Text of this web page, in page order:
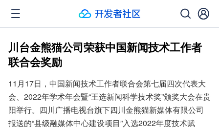
川台金熊猫公司荣获中国新闻技术工作者
联合会奖励
11月17日，中国新闻技术工作者联合会第七届四次代表大
会、2022年学术年会暨“王选新闻科学技术奖”颁奖大会在贵
阳举行。四川广播电视台旗下四川金熊猫新媒体有限公司
报送的“县级融媒体中心建设项目”入选2022年度技术赋